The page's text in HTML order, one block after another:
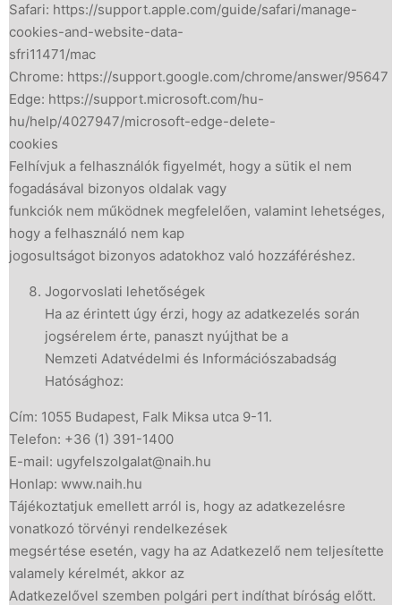
Safari: https://support.apple.com/guide/safari/manage-
cookies-and-website-data-
sfri11471/mac
Chrome: https://support.google.com/chrome/answer/95647
Edge: https://support.microsoft.com/hu-
hu/help/4027947/microsoft-edge-delete-
cookies
Felhívjuk a felhasználók figyelmét, hogy a sütik el nem
fogadásával bizonyos oldalak vagy
funkciók nem működnek megfelelően, valamint lehetséges,
hogy a felhasználó nem kap
jogosultságot bizonyos adatokhoz való hozzáféréshez.
Jogorvoslati lehetőségek
Ha az érintett úgy érzi, hogy az adatkezelés során
jogsérelem érte, panaszt nyújthat be a
Nemzeti Adatvédelmi és Információszabadság
Hatósághoz:
Cím: 1055 Budapest, Falk Miksa utca 9-11.
Telefon: +36 (1) 391-1400
E-mail: ugyfelszolgalat@naih.hu
Honlap: www.naih.hu
Tájékoztatjuk emellett arról is, hogy az adatkezelésre
vonatkozó törvényi rendelkezések
megsértése esetén, vagy ha az Adatkezelő nem teljesítette
valamely kérelmét, akkor az
Adatkezelővel szemben polgári pert indíthat bíróság előtt.